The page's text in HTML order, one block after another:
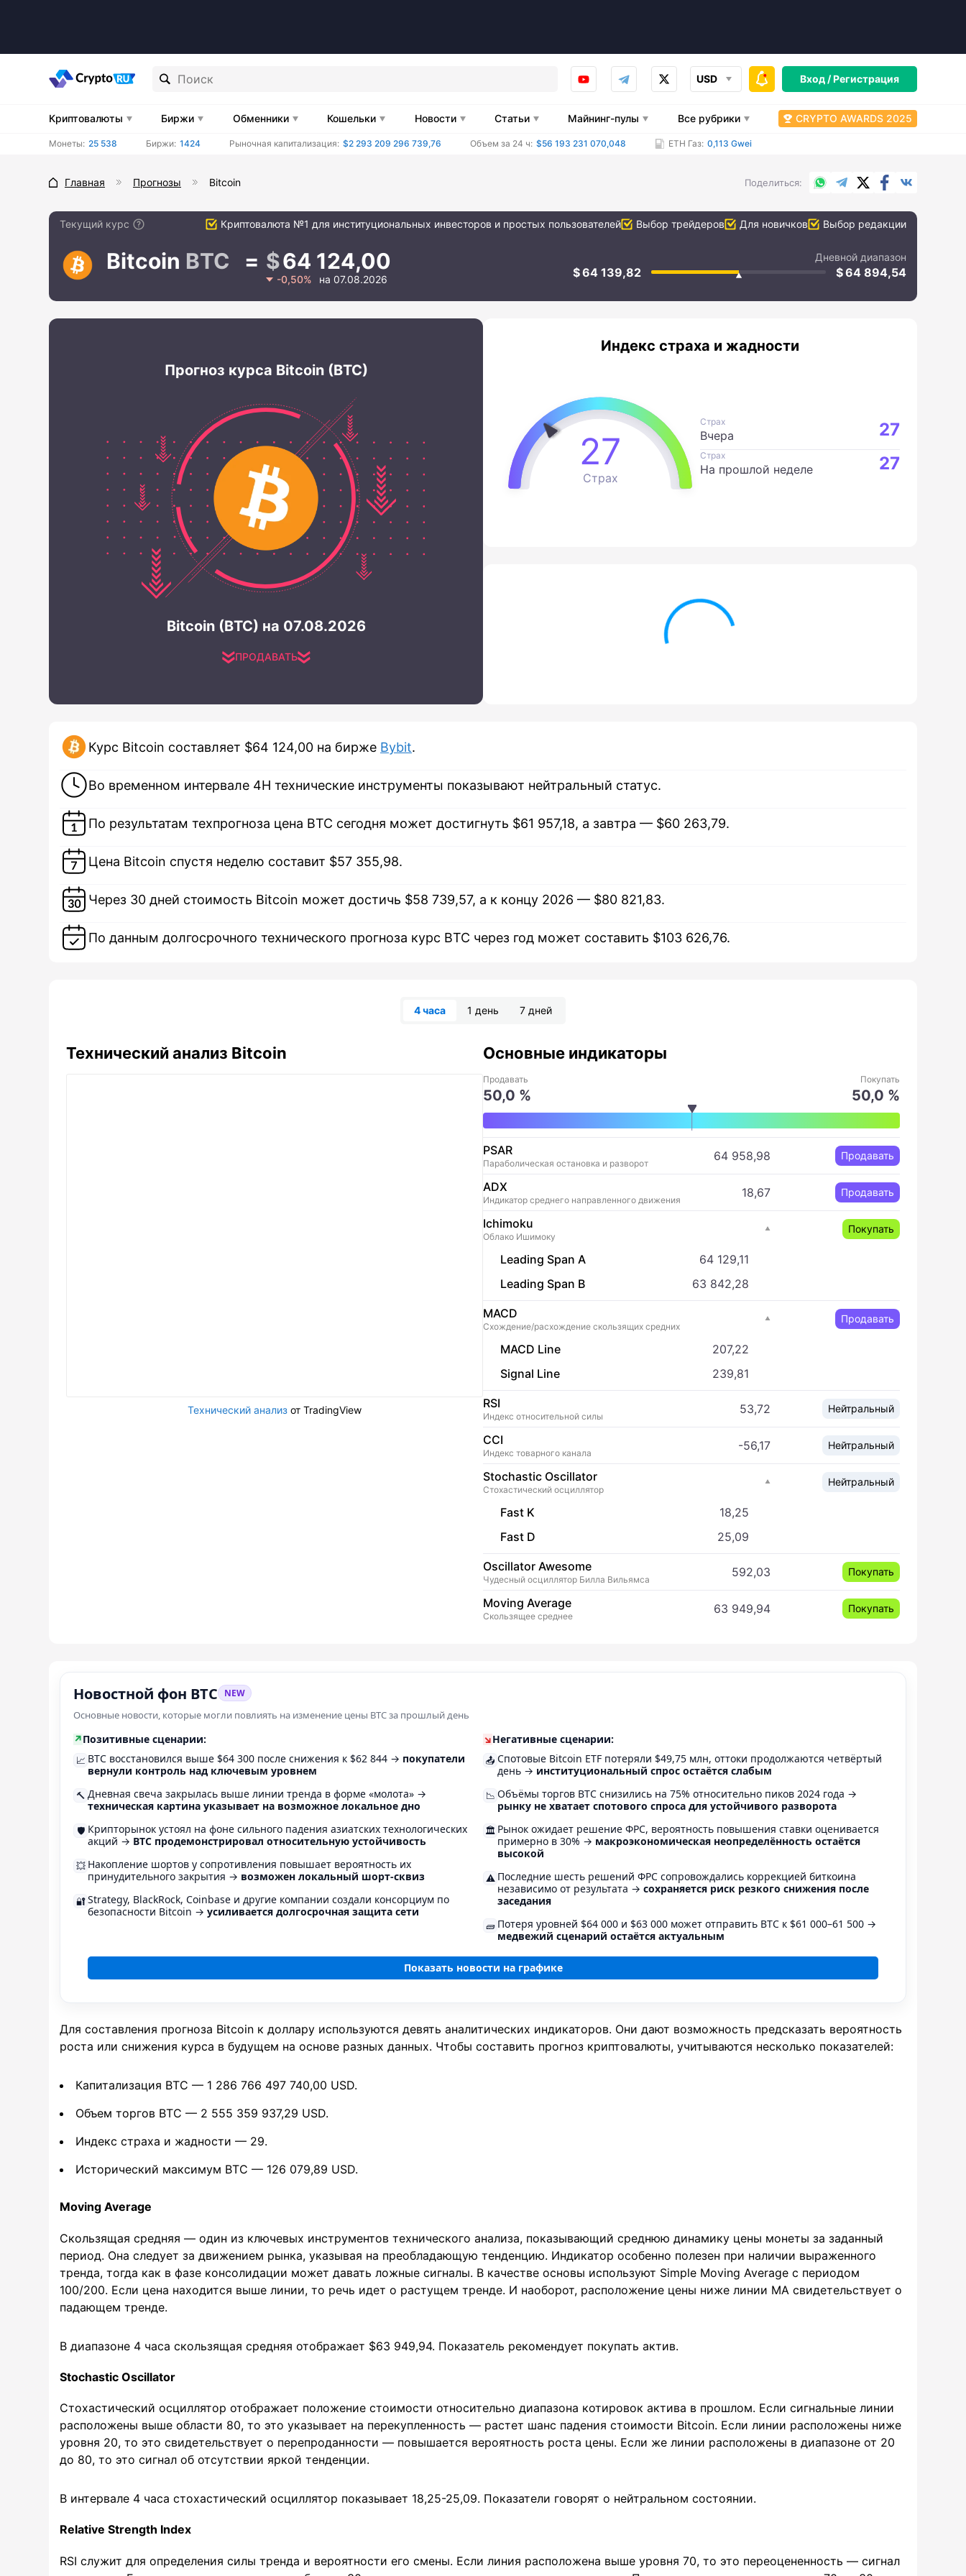
USD Вход /Регистрация
Криптовалюты Биржи Обменники Кошельки Новости Статьи Майнинг-пулы Все рубрики CRYPTO AWARDS 2025
Монеты: 25 538 Биржи: 1424 Рыночная капитализация: $2 293 209 296 739,76 Объем за 24 ч: $56 193 231 070,048 ETH Газ: 0,113 Gwei
Главная Прогнозы Bitcoin Поделиться WhatsApp
TelegramX.comFacebook
Текущий курс Криптовалюта №1 для институциональных инвесторов и простых пользователей Выбор трейдеров Для новичков Выбор редакции
Bitcoin BTC 64 124,00
-0,50% на 07.08.2026
Дневной диапазон
64 139,82 64 894,54
Прогноз курса Bitcoin (BTC)
Bitcoin (BTC) на 07.08.2026
ПРОДАВАТЬ
Индекс страха и жадности
27
Страх
Страх
Вчера 27
Страх
На прошлой неделе 27
Курс Bitcoin составляет $64 124,00 на бирже Bybit.
Во временном интервале 4H технические инструменты показывают нейтральный статус.
По результатам техпрогноза цена BTC сегодня может достигнуть $61 957,18, а завтра — $60 263,79.
Цена Bitcoin спустя неделю составит $57 355,98.
Через 30 дней стоимость Bitcoin может достичь $58 739,57, а к концу 2026 — $80 821,83.
По данным долгосрочного технического прогноза курс BTC через год может составить $103 626,76.
4 часа 1 день 7 дней
Технический анализ Bitcoin
Технический анализ от TradingView
Основные индикаторы
Продавать
50,0 %
Покупать
50,0 %
PSAR
Параболическая остановка и разворот
64 958,98 Продавать
ADX
Индикатор среднего направленного движения
18,67 Продавать
Ichimoku
Облако Ишимоку
Покупать
Leading Span A
64 129,11
Leading Span B
63 842,28
MACD
Схождение/расхождение скользящих средних
Продавать
MACD Line
207,22
Signal Line
239,81
RSI
Индекс относительной силы
53,72 Нейтральный
CCI
Индекс товарного канала
-56,17 Нейтральный
Stochastic Oscillator
Стохастический осциллятор
Нейтральный
Fast K
18,25
Fast D
25,09
Oscillator Awesome
Чудесный осциллятор Билла Вильямса
592,03 Покупать
Moving Average
Скользящее среднее
63 949,94 Покупать
Новостной фон BTC NEW
Основные новости, которые могли повлиять на изменение цены BTC за прошлый день
↗Позитивные сценарии:
📈 BTC восстановился выше $64 300 после снижения к $62 844 → покупатели
вернули контроль над ключевым уровнем
🔨 Дневная свеча закрылась выше линии тренда в форме «молота» →
техническая картина указывает на возможное локальное дно
🛡️ Крипторынок устоял на фоне сильного падения азиатских технологических
акций → BTC продемонстрировал относительную устойчивость
💥 Накопление шортов у сопротивления повышает вероятность их
принудительного закрытия → возможен локальный шорт-сквиз
🔐Strategy, BlackRock, Coinbase и другие компании создали консорциум по
безопасности Bitcoin → усиливается долгосрочная защита сети
↘Негативные сценарии:
📤 Спотовые Bitcoin ETF потеряли $49,75 млн, оттоки продолжаются четвёртый
день → институциональный спрос остаётся слабым
📉 Объёмы торгов BTC снизились на 75% относительно пиков 2024 года →
рынку не хватает спотового спроса для устойчивого разворота
🏛️ Рынок ожидает решение ФРС, вероятность повышения ставки оценивается
примерно в 30% → макроэкономическая неопределённость остаётся
высокой
⚠️ Последние шесть решений ФРС сопровождались коррекцией биткоина
независимо от результата → сохраняется риск резкого снижения после
заседания
🧱 Потеря уровней $64 000 и $63 000 может отправить BTC к $61 000–61 500 →
медвежий сценарий остаётся актуальным
Показать новости на графике
Для составления прогноза Bitcoin к доллару используются девять аналитических индикаторов. Они дают возможность предсказать вероятность
роста или снижения курса в будущем на основе разных данных. Чтобы составить прогноз криптовалюты, учитываются несколько показателей:
Капитализация BTC — 1 286 766 497 740,00 USD.
Объем торгов BTC — 2 555 359 937,29 USD.
Индекс страха и жадности — 29.
Исторический максимум BTC — 126 079,89 USD.
Moving Average
Скользящая средняя — один из ключевых инструментов технического анализа, показывающий среднюю динамику цены монеты за заданный
период. Она следует за движением рынка, указывая на преобладающую тенденцию. Индикатор особенно полезен при наличии выраженного
тренда, тогда как в фазе консолидации может давать ложные сигналы. В качестве основы используют Simple Moving Average с периодом
100/200. Если цена находится выше линии, то речь идет о растущем тренде. И наоборот, расположение цены ниже линии MA свидетельствует о
падающем тренде.
В диапазоне 4 часа скользящая средняя отображает $63 949,94. Показатель рекомендует покупать актив.
Stochastic Oscillator
Стохастический осциллятор отображает положение стоимости относительно диапазона котировок актива в прошлом. Если сигнальные линии
расположены выше области 80, то это указывает на перекупленность — растет шанс падения стоимости Bitcoin. Если линии расположены ниже
уровня 20, то это свидетельствует о перепроданности — повышается вероятность роста цены. Если же линии расположены в диапазоне от 20
до 80, то это сигнал об отсутствии яркой тенденции.
В интервале 4 часа стохастический осциллятор показывает 18,25-25,09. Показатели говорят о нейтральном состоянии.
Relative Strength Index
RSI служит для определения силы тренда и вероятности его смены. Если линия расположена выше уровня 70, то это переоцененность — сигнал